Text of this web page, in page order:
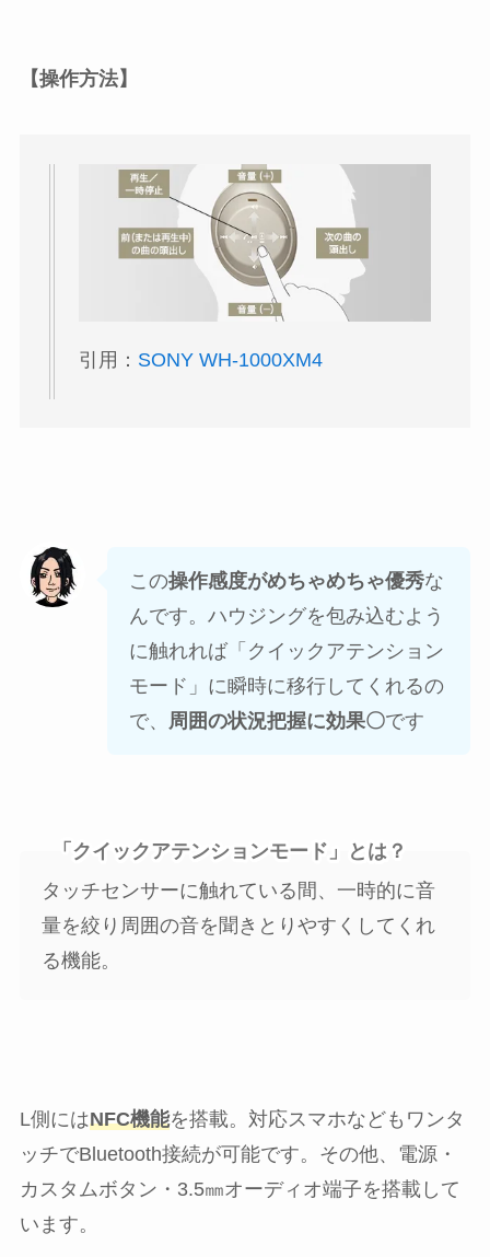
【操作方法】
引用： SONY WH-1000XM4
この操作感度がめちゃめちゃ優秀な
んです。ハウジングを包み込むよう
に触れれば「クイックアテンション
モード」に瞬時に移行してくれるの
で、 周囲の状況把握に効果〇です
「クイックアテンションモード」とは？
タッチセンサーに触れている間、一時的に音
量を絞り周囲の音を聞きとりやすくしてくれ
る機能。
L側にはNFC機能を搭載。対応スマホなどもワンタ
ッチでBluetooth接続が可能です。その他、電源・
カスタムボタン・3.5㎜オーディオ端子を搭載して
います。